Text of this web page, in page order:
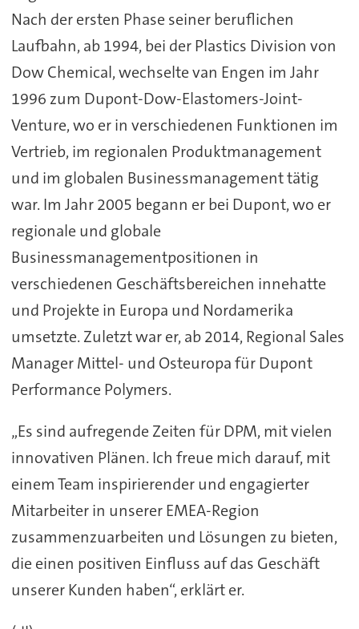
Nach der ersten Phase seiner beruflichen
Laufbahn, ab 1994, bei der Plastics Division von
Dow Chemical, wechselte van Engen im Jahr
1996 zum Dupont-Dow-Elastomers-Joint-
Venture, wo er in verschiedenen Funktionen im
Vertrieb, im regionalen Produktmanagement
und im globalen Businessmanagement tätig
war. Im Jahr 2005 begann er bei Dupont, wo er
regionale und globale
Businessmanagementpositionen in
verschiedenen Geschäftsbereichen innehatte
und Projekte in Europa und Nordamerika
umsetzte. Zuletzt war er, ab 2014, Regional Sales
Manager Mittel- und Osteuropa für Dupont
Performance Polymers.
„Es sind aufregende Zeiten für DPM, mit vielen
innovativen Plänen. Ich freue mich darauf, mit
einem Team inspirierender und engagierter
Mitarbeiter in unserer EMEA-Region
zusammenzuarbeiten und Lösungen zu bieten,
die einen positiven Einfluss auf das Geschäft
unserer Kunden haben“, erklärt er.